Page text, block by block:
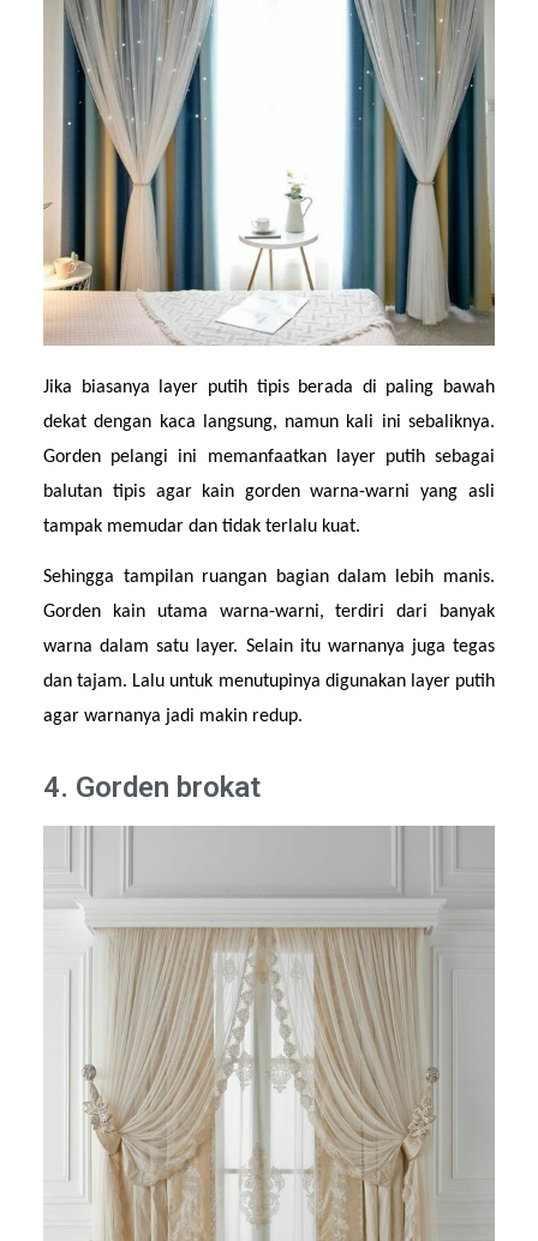
Jika biasanya layer putih tipis berada di paling bawah
dekat dengan kaca langsung, namun kali ini sebaliknya.
Gorden pelangi ini memanfaatkan layer putih sebagai
balutan tipis agar kain gorden warna-warni yang asli
tampak memudar dan tidak terlalu kuat.
Sehingga tampilan ruangan bagian dalam lebih manis.
Gorden kain utama warna-warni, terdiri dari banyak
warna dalam satu layer. Selain itu warnanya juga tegas
dan tajam. Lalu untuk menutupinya digunakan layer putih
agar warnanya jadi makin redup.
4. Gorden brokat